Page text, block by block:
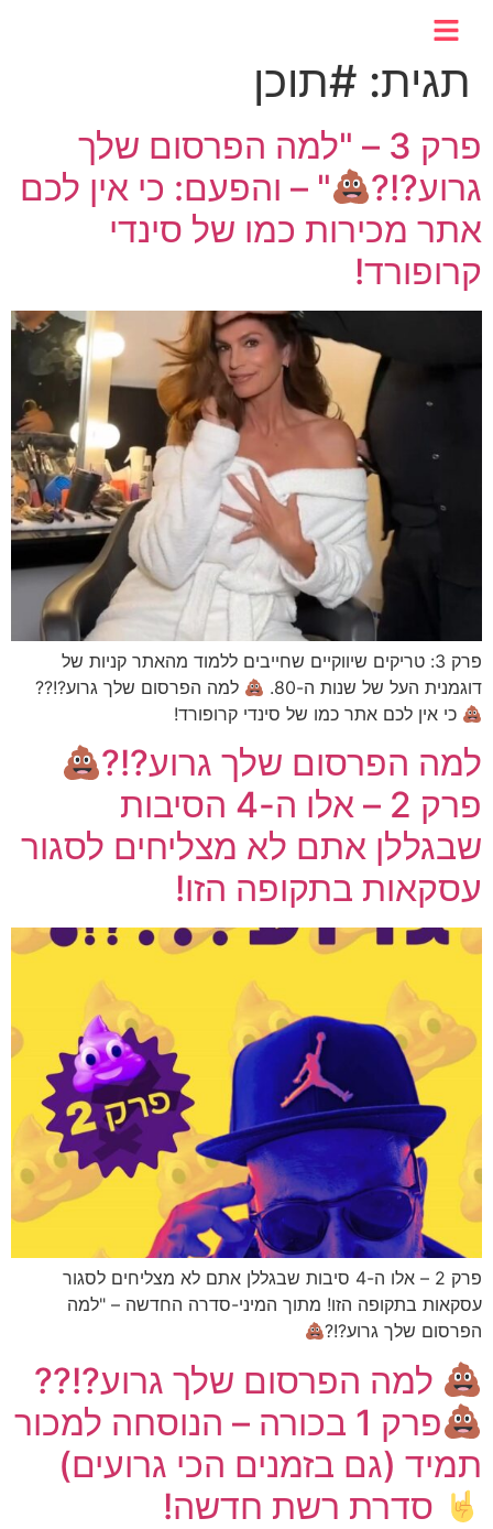
תגית: #תוכן
פרק 3 – "למה הפרסום שלך
גרוע?!?
" – והפעם: כי אין לכם
אתר מכירות כמו של סינדי
קרופורד!
פרק 3: טריקים שיווקיים שחייבים ללמוד מהאתר קניות של
דוגמנית העל של שנות ה-80.
למה הפרסום שלך גרוע?!??
כי אין לכם אתר כמו של סינדי קרופורד!
למה הפרסום שלך גרוע?!?
פרק 2 – אלו ה-4 הסיבות
שבגללן אתם לא מצליחים לסגור
עסקאות בתקופה הזו!
פרק 2 – אלו ה-4 סיבות שבגללן אתם לא מצליחים לסגור
עסקאות בתקופה הזו! מתוך המיני-סדרה החדשה – "למה
הפרסום שלך גרוע?!?
למה הפרסום שלך גרוע?!??
פרק 1 בכורה – הנוסחה למכור
תמיד (גם בזמנים הכי גרועים)
סדרת רשת חדשה!